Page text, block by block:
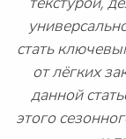
стать
от лёгких
данной
этого